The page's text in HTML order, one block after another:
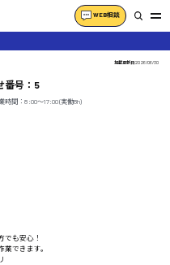
WEB相談
掲載更新日2026/06/30
番号：5
時間：8:00〜17:00(実働8h)
も安心！
できます。